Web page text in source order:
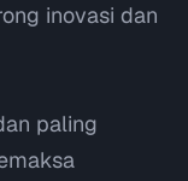
inovasi dan
paling